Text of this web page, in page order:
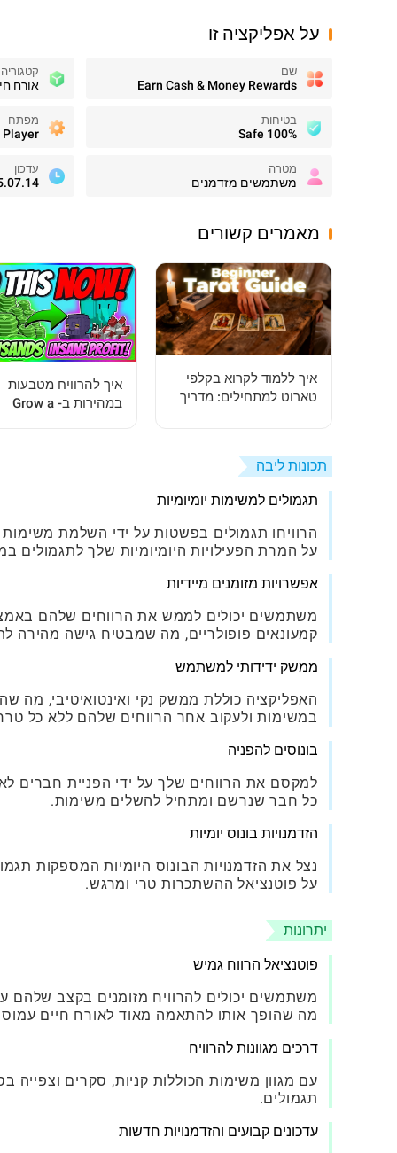
על אפליקציה זו
שם
Earn Cash & Money Rewards
קטגוריה
אורח
בטיחות
100% Safe
מפתח
מטרה
משתמשים מזדמנים
עדכון
מאמרים קשורים
איך ללמוד לקרוא בקלפי
טארוט למתחילים: מדריך
איך להרוויח מטבעות
במהירות ב- Grow a
תכונות ליבה
תגמולים למשימות יומיומיות
הרוויחו תגמולים בפשטות על ידי השלמת משימות
על המרת הפעילויות היומיומיות שלך לתגמולים
אפשרויות מזומנים מיידיות
קמעונאים פופולריים, מה שמבטיח גישה מהירה
ממשק ידידותי למשתמש
האפליקציה כוללת ממשק נקי ואינטואיטיבי, מה
במשימות ולעקוב אחר הרווחים שלהם ללא כל
בונוסים להפניה
למקסם את הרווחים שלך על ידי הפניית חברים
כל חבר שנרשם ומתחיל להשלים משימות.
הזדמנויות בונוס יומיות
נצל את הזדמנויות הבונוס היומיות המספקות
על פוטנציאל ההשתכרות טרי ומרגש.
יתרונות
פוטנציאל הרווח גמיש
משתמשים יכולים להרוויח מזומנים בקצב שלהם
מה שהופך אותו להתאמה מאוד לאורח חיים
דרכים מגוונות להרוויח
עם מגוון משימות הכוללות קניות, סקרים
תגמולים.
עדכונים קבועים והזדמנויות חדשות